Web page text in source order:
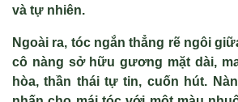
và tự nhiên.
Ngoài ra, tóc ngắn thẳng rẽ ngôi
cô nàng sở hữu gương mặt dài,
hòa, thần thái tự tin, cuốn hút.